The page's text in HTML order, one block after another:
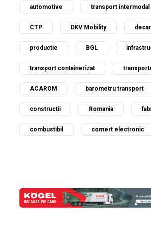
automotive transport intermodal
CTP DKV Mobility
productie BGL
transport containerizat
ACAROM barometru transport
constructii Romania
combustibil comert electronic